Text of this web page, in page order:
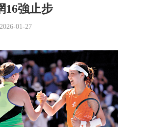
16強止步
2026-01-27